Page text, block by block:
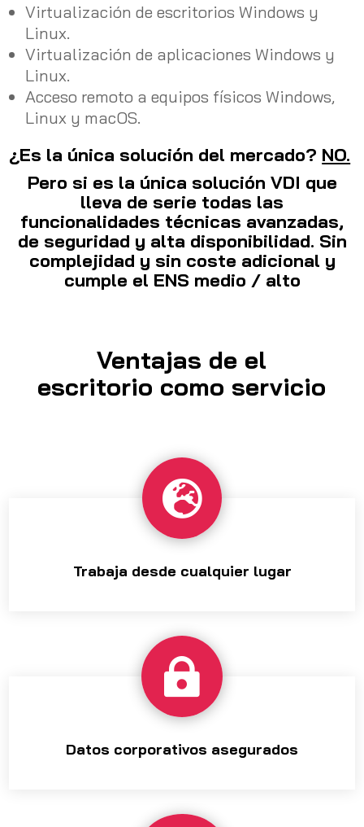
Virtualización de escritorios Windows y
Linux.
Virtualización de aplicaciones Windows y
Linux.
Acceso remoto a equipos físicos Windows,
Linux y macOS.
¿Es la única solución del mercado? NO.
Pero si es la única solución VDI que
lleva de serie todas las
funcionalidades técnicas avanzadas,
de seguridad y alta disponibilidad. Sin
complejidad y sin coste adicional y
cumple el ENS medio / alto
Ventajas de el
escritorio como servicio

Trabaja desde cualquier lugar

Datos corporativos asegurados